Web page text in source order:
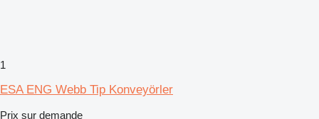
1
ESA ENG Webb Tip Konveyörler
Prix sur demande